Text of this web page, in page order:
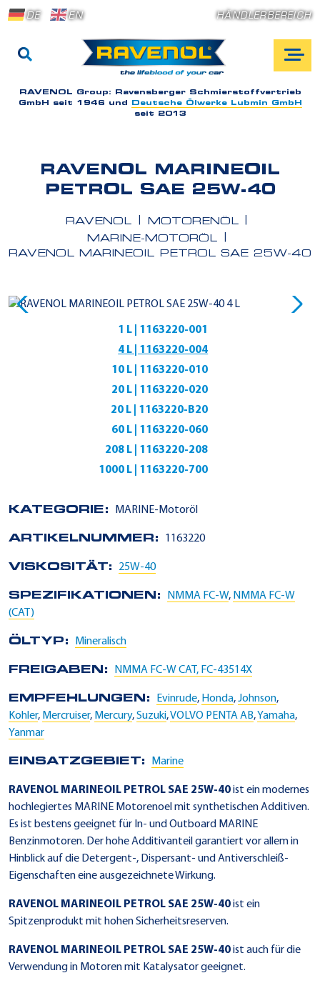
DE EN HÄNDLERBEREICH
RAVENOL Group: Ravensberger Schmierstoffvertrieb
GmbH seit 1946 und
Deutsche Ölwerke Lubmin GmbH
seit 2013
RAVENOL MARINEOIL
PETROL SAE 25W-40
RAVENOL
MOTORENÖL
MARINE-MOTORÖL
RAVENOL MARINEOIL PETROL SAE 25W-40
1 L | 1163220-001
4 L | 1163220-004
10 L | 1163220-010
20 L | 1163220-020
20 L | 1163220-B20
60 L | 1163220-060
208 L | 1163220-208
1000 L | 1163220-700
KATEGORIE: MARINE-Motoröl
ARTIKELNUMMER: 1163220
VISKOSITÄT: 25W-40
SPEZIFIKATIONEN: NMMA FC-W, NMMA FC-W
(CAT)
ÖLTYP: Mineralisch
FREIGABEN: NMMA FC-W CAT, FC-43514X
EMPFEHLUNGEN: Evinrude, Honda,Johnson,
Kohler, Mercruiser, Mercury,Suzuki,VOLVO PENTA AB,Yamaha,
Yanmar
EINSATZGEBIET: Marine
RAVENOL MARINEOIL PETROL SAE 25W-40ist ein modernes
hochlegiertes MARINE Motorenoel mit synthetischen Additiven.
Es ist bestens geeignet für In- und Outboard MARINE
Benzinmotoren. Der hohe Additivanteil garantiert vor allem in
Hinblick auf die Detergent-, Dispersant- und Antiverschleiß-
Eigenschaften eine ausgezeichnete Wirkung.
RAVENOL MARINEOIL PETROL SAE 25W-40ist ein
Spitzenprodukt mit hohen Sicherheitsreserven.
RAVENOL MARINEOIL PETROL SAE 25W-40ist auch für die
Verwendung in Motoren mit Katalysator geeignet.